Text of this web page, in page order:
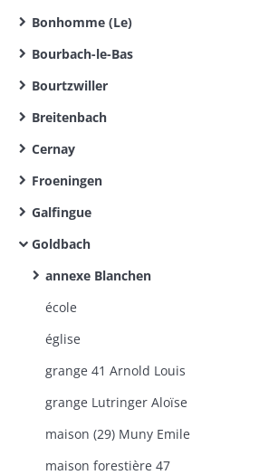
Bonhomme (Le)
Bourbach-le-Bas
Bourtzwiller
Breitenbach
Cernay
Froeningen
Galfingue
Goldbach
annexe Blanchen
école
église
grange 41 Arnold Louis
grange Lutringer Aloïse
maison (29) Muny Emile
maison forestière 47